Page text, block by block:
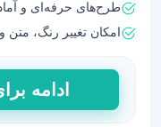
طرح‌های حرفه‌ای و
امکان تغییر رنگ،
آگهی
یا
اعلامیه
ادامه